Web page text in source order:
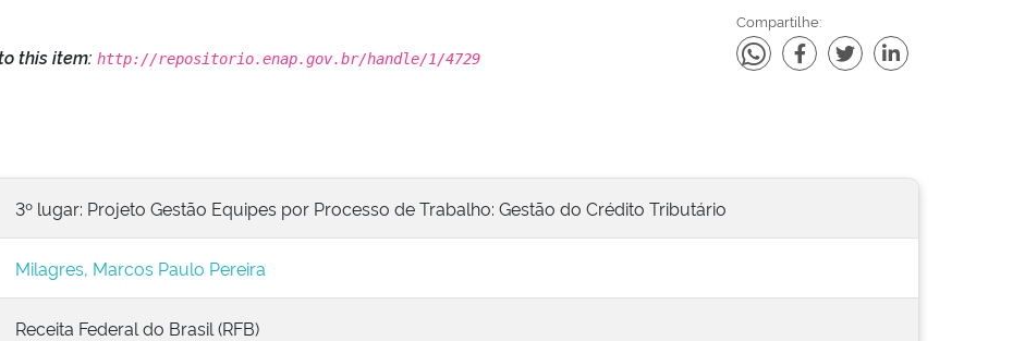
this item: http://repositorio.enap.gov.br/handle/1/4729
Compartilhe:
3º lugar: Projeto Gestão Equipes por Processo de Trabalho: Gestão do Crédito Tributário
Milagres, Marcos Paulo Pereira
Receita Federal do Brasil (RFB)